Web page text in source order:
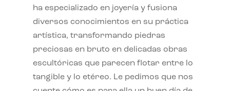
ha especializado en joyería y fusiona
diversos conocimientos en su práctica
artística, transformando piedras
preciosas en bruto en delicadas obras
escultóricas que parecen flotar entre lo
tangible y lo etéreo. Le pedimos que nos